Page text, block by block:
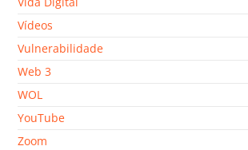
Vídeos
Vulnerabilidade
Web 3
WOL
YouTube
Zoom